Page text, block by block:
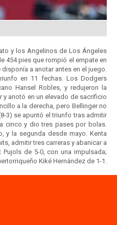
y los Angelinos de Los Ángeles
454 pies que rompió el empate en
a anotar antes en el juego.
en 11 fechas. Los Dodgers
Hansel Robles, y redujeron la
y anotó en un elevado de sacrificio
a la derecha, pero Bellinger no
3) se apuntó el triunfo tras admitir
cinco y dio tres pases por bolas.
y la segunda desde mayo. Kenta
admitir tres carreras y abanicar a
de 5-0, con una impulsada;
Kiké Hernández de 1-1.